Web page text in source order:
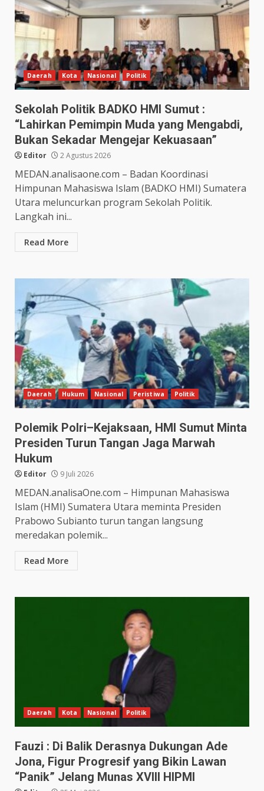
Daerah Kota Nasional Politik
Sekolah Politik BADKO HMI Sumut :
“Lahirkan Pemimpin Muda yang Mengabdi,
Bukan Sekadar Mengejar Kekuasaan”
Editor 2 Agustus 2026
MEDAN.analisaone.com – Badan Koordinasi
Himpunan Mahasiswa Islam (BADKO HMI) Sumatera
Utara meluncurkan program Sekolah Politik.
Langkah ini...
Read More
Daerah Hukum Nasional Peristiwa Politik
Polemik Polri–Kejaksaan, HMI Sumut Minta
Presiden Turun Tangan Jaga Marwah
Hukum
Editor 9 Juli 2026
MEDAN.analisaOne.com – Himpunan Mahasiswa
Islam (HMI) Sumatera Utara meminta Presiden
Prabowo Subianto turun tangan langsung
meredakan polemik...
Read More
Daerah Kota Nasional Politik
Fauzi : Di Balik Derasnya Dukungan Ade
Jona, Figur Progresif yang Bikin Lawan
“Panik” Jelang Munas XVIII HIPMI